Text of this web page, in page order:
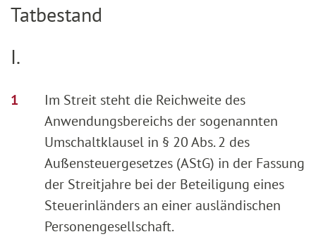
Tatbestand
I.
Im Streit steht die Reichweite des
Anwendungsbereichs der sogenannten
Umschaltklausel in § 20 Abs. 2 des
Außensteuergesetzes (AStG) in der Fassung
der Streitjahre bei der Beteiligung eines
Steuerinländers an einer ausländischen
Personengesellschaft.